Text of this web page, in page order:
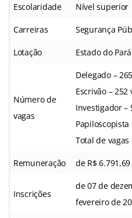
Escolaridade Nível superior
Carreiras Segurança
Lotação Estado do Pará
Número de
vagas
Delegado –
Escrivão – 252
Investigador –
Papiloscopista
Total de vagas
Remuneração de R$
Inscrições
de 07 de
fevereiro de